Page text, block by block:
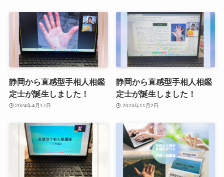
静岡から直感型手相人相鑑
定士が誕生しました！
2024年4月17日
静岡から直感型手相人相鑑
定士が誕生しました！
2023年11月2日